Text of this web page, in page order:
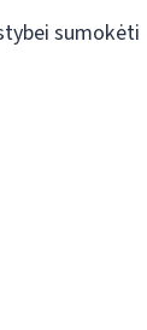
sumokėti